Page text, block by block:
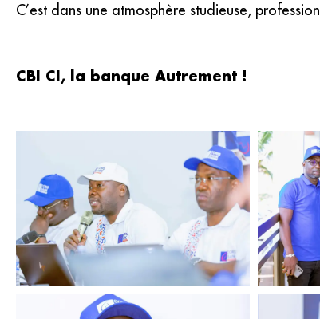
C’est dans une atmosphère studieuse,
CBI CI, la banque Autrement !